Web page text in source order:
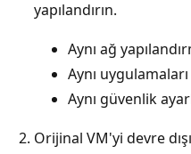
yapılandırın.
Aynı ağ
Aynı
Aynı güvenlik
Orijinal VM'yi devre